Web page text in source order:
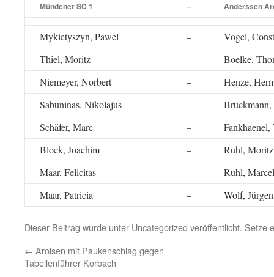
Mündener SC 1 – Anderssen
Mykietyszyn, Pawel –
Vogel,
Thiel, Moritz
–
Boelke,
Niemeyer, Norbert
–
Henze,
Sabuninas, Nikolajus
–
Brückmann,
Schäfer, Marc
–
Fankhaenel,
Block, Joachim
–
Ruhl, Moritz
Maar, Felicitas
–
Ruhl, Marcel
Maar, Patricia
– Wolf, Jürgen
Dieser Beitrag wurde unter Uncategorized veröffentlicht. Setze
← Arolsen mit Paukenschlag gegen
Tabellenführer Korbach